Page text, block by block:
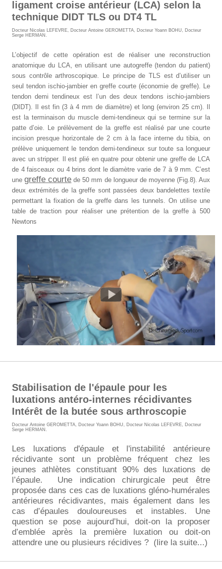
ligament croise antérieur (LCA) selon la
technique DIDT TLS ou DT4 TL
Docteur Nicolas LEFEVRE, Docteur Antoine GEROMETTA, Docteur Yoann BOHU, Docteur
Serge HERMAN .
L’objectif de cette opération est de réaliser une reconstruction
anatomique du LCA, en utilisant une autogreffe (tendon du patient)
sous contrôle arthroscopique. Le principe de TLS est d’utiliser un
seul tendon ischio-jambier en greffe courte (économie de greffe). Le
tendon demi tendineux est l’un des deux tendons ischio-jambiers
(DIDT). Il est fin (3 à 4 mm de diamètre) et long (environ 25 cm). Il
est la terminaison du muscle demi-tendineux qui se termine sur la
patte d’oie. Le prélèvement de la greffe est réalisé par une courte
incision presque horizontale de 2 cm à la face interne du tibia, on
prélève uniquement le tendon demi-tendineux sur toute sa longueur
avec un stripper. Il est plié en quatre pour obtenir une greffe de LCA
de 4 faisceaux ou 4 brins dont le diamètre varie de 7 à 9 mm. C’est
unegreffe courte de 50 mm de longueur de moyenne (Fig.8). Aux
deux extrémités de la greffe sont passées deux bandelettes textile
permettant la fixation de la greffe dans les tunnels. On utilise une
table de traction pour réaliser une prétention de la greffe à 500
Newtons
Stabilisation de l'épaule pour les
luxations antéro-internes récidivantes
Intérêt de la butée sous arthroscopie
Docteur Antoine GEROMETTA Docteur Yoann BOHU Docteur Nicolas LEFEVRE
Docteur
Serge HERMAN
Les luxations d'épaule et l'instabilité antérieure
récidivante sont un problème fréquent chez les
jeunes athlètes constituant 90% des luxations de
l’épaule. Une indication chirurgicale peut être
proposée dans ces cas de luxations gléno-humérales
antérieures récidivantes, mais également dans les
cas d’épaules douloureuses et instables. Une
question se pose aujourd’hui, doit-on la proposer
d’emblée après la première luxation ou doit-on
attendre une ou plusieurs récidives ? (lire la suite...)